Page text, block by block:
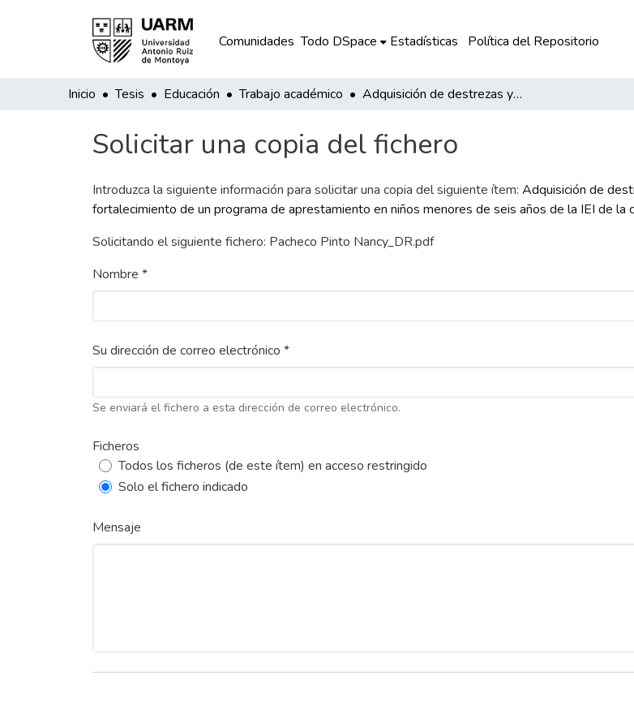
Comunidades Todo DSpace Estadísticas Política del Repositorio
Inicio Tesis Educación Trabajo académico Adquisición de destrezas y habilidades psicomotrices a través de estrategias de fortalecimiento de un programa de aprestamiento en niños menores de seis años de la IEI de la comunidad de Yanamanchi - Lucre. 2017
Solicitar una copia del fichero
Introduzca la siguiente información para solicitar una copia del siguiente ítem: Adquisición de
fortalecimiento de un programa de aprestamiento en niños menores de seis años de la IEI de la
Solicitando el siguiente fichero: Pacheco Pinto Nancy_DR.pdf
Nombre *
Su dirección de correo electrónico *
Se enviará el fichero a esta dirección de correo electrónico.
Ficheros
Todos los ficheros (de este ítem) en acceso restringido
Solo el fichero indicado
Mensaje